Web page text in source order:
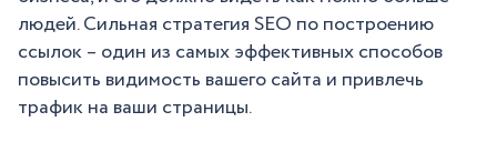
людей. Сильная стратегия SEO по построению
ссылок – один из самых эффективных способов
повысить видимость вашего сайта и привлечь
трафик на ваши страницы.